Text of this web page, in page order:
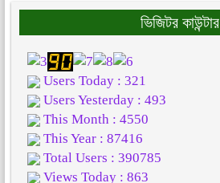
ভিজিটর কাউন্টার
Users Today : 321
Users Yesterday : 493
This Month : 4550
This Year : 87416
Total Users : 390785
Views Today : 863